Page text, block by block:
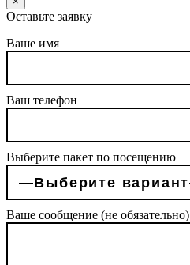
Оставьте заявку
Ваше имя
Ваш телефон
Выберите пакет по посещению
Ваше сообщение (не обязательно)